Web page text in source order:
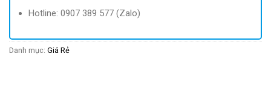
Hotline: 0907 389 577 (Zalo)
Danh mục: Giá Rẻ